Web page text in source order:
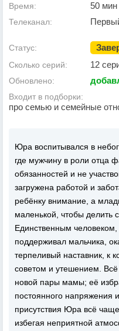
Время: 50 мин
Телеканал:
Статус:
Сколько серий: 12
Обновлено:
Входит в подборки:
про семью и семейные
Юра воспитывался в
где мужчину в роли отца
обязанностей и не
загружена работой и
ребёнку внимание, а
маленькой, чтобы делить
Единственным
поддерживал мальчика,
терпеливый наставник, к
советом и утешением. Всё
новой пары мамы; её
постоянного напряжения
присутствия Юра всё
избегая неприятной